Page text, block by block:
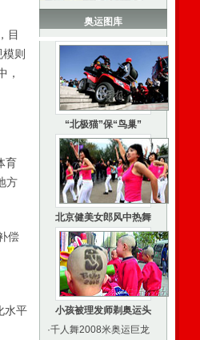
目
则
，
育
方
偿
水平
奥运图库
“北极猫”保“鸟巢”
北京健美女郎风中热舞
小孩被理发师剃奥运头
·千人舞2008米奥运巨龙